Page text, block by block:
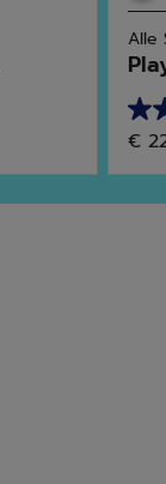
Alle
5.0
von
5
€